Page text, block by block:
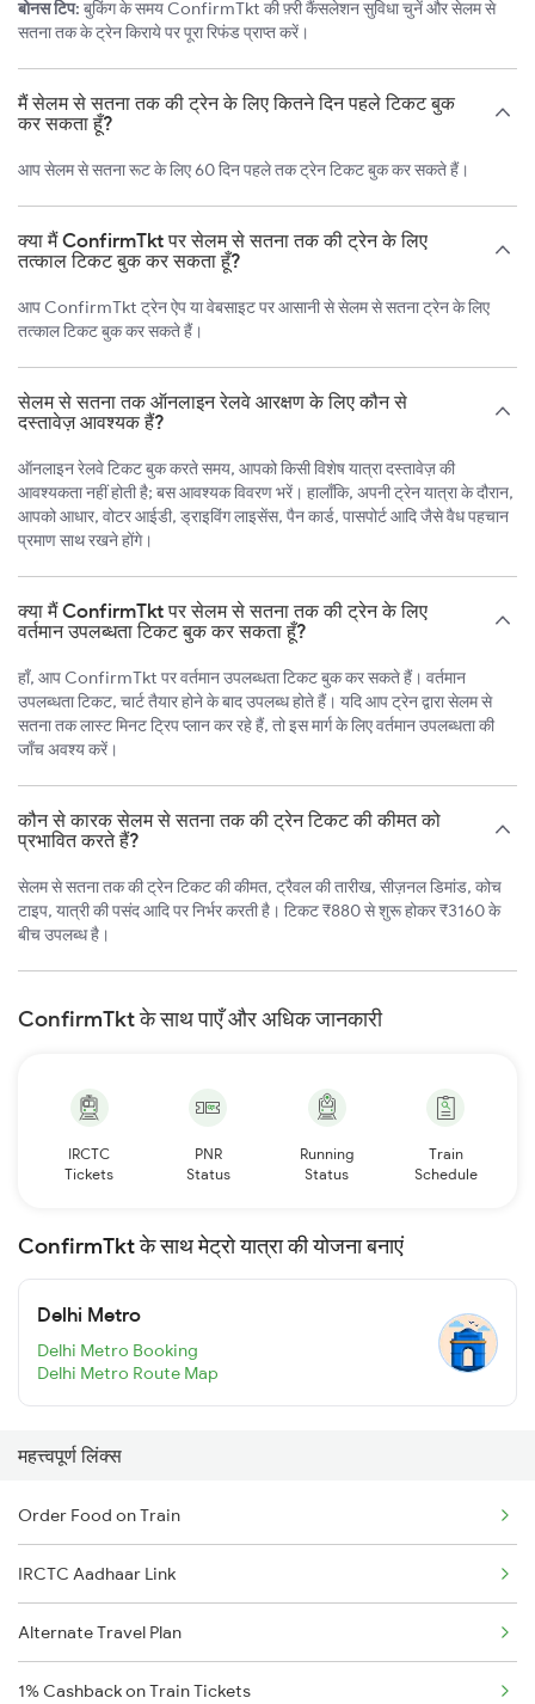
बोनस टिप: बुकिंग के समय ConfirmTkt की फ़्री कैंसलेशन सुविधा चुनें और सेलम से
सतना तक के ट्रेन किराये पर पूरा रिफंड प्राप्त करें।
मैं सेलम से सतना तक की ट्रेन के लिए कितने दिन पहले टिकट बुक
कर सकता हूँ?
आप सेलम से सतना रूट के लिए 60 दिन पहले तक ट्रेन टिकट बुक कर सकते हैं।
क्या मैं ConfirmTkt पर सेलम से सतना तक की ट्रेन के लिए
तत्काल टिकट बुक कर सकता हूँ?
आप ConfirmTkt ट्रेन ऐप या वेबसाइट पर आसानी से सेलम से सतना ट्रेन के लिए
तत्काल टिकट बुक कर सकते हैं।
सेलम से सतना तक ऑनलाइन रेलवे आरक्षण के लिए कौन से
दस्तावेज़ आवश्यक हैं?
ऑनलाइन रेलवे टिकट बुक करते समय, आपको किसी विशेष यात्रा दस्तावेज़ की
आवश्यकता नहीं होती है; बस आवश्यक विवरण भरें। हालाँकि, अपनी ट्रेन यात्रा के दौरान,
आपको आधार, वोटर आईडी, ड्राइविंग लाइसेंस, पैन कार्ड, पासपोर्ट आदि जैसे वैध पहचान
प्रमाण साथ रखने होंगे।
क्या मैं ConfirmTkt पर सेलम से सतना तक की ट्रेन के लिए
वर्तमान उपलब्धता टिकट बुक कर सकता हूँ?
हाँ, आप ConfirmTkt पर वर्तमान उपलब्धता टिकट बुक कर सकते हैं। वर्तमान
उपलब्धता टिकट, चार्ट तैयार होने के बाद उपलब्ध होते हैं। यदि आप ट्रेन द्वारा सेलम से
सतना तक लास्ट मिनट ट्रिप प्लान कर रहे हैं, तो इस मार्ग के लिए वर्तमान उपलब्धता की
जाँच अवश्य करें।
कौन से कारक सेलम से सतना तक की ट्रेन टिकट की कीमत को
प्रभावित करते हैं?
सेलम से सतना तक की ट्रेन टिकट की कीमत, ट्रैवल की तारीख, सीज़नल डिमांड, कोच
टाइप, यात्री की पसंद आदि पर निर्भर करती है। टिकट ₹880 से शुरू होकर ₹3160 के
बीच उपलब्ध है।
ConfirmTkt के साथ पाएँ और अधिक जानकारी
IRCTC
Tickets
PNR
Status
Running
Status
Train
Schedule
ConfirmTkt के साथ मेट्रो यात्रा की योजना बनाएं
Delhi Metro
Delhi Metro Booking
Delhi Metro Route Map
महत्त्वपूर्ण लिंक्स
Order Food on Train
IRCTC Aadhaar Link
Alternate Travel Plan
1% Cashback on Train Tickets